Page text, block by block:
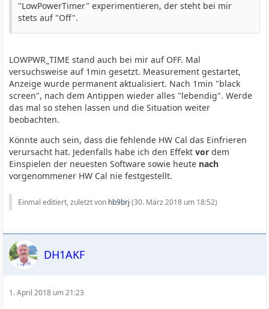
"LowPowerTimer" experimentieren, der steht bei mir
stets auf "Off".
LOWPWR_TIME stand auch bei mir auf OFF. Mal
versuchsweise auf 1min gesetzt. Measurement gestartet,
Anzeige wurde permanent aktualisiert. Nach 1min "black
screen", nach dem Antippen wieder alles "lebendig". Werde
das mal so stehen lassen und die Situation weiter
beobachten.
Könnte auch sein, dass die fehlende HW Cal das Einfrieren
verursacht hat. Jedenfalls habe ich den Effektvordem
Einspielen der neuesten Software sowie heute nach
vorgenommener HW Cal nie festgestellt.
Einmal editiert, zuletzt von hb9brj (30. März 2018 um 18:52)
DH1AKF
1. April 2018 um 21:23